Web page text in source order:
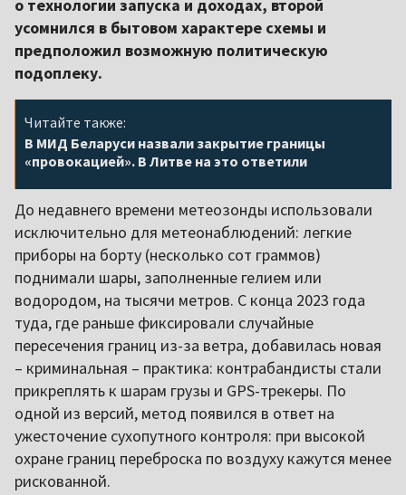
о технологии запуска и доходах, второй
усомнился в бытовом характере схемы и
предположил возможную политическую
подоплеку.
Читайте также:
В МИД Беларуси назвали закрытие границы
«провокацией». В Литве на это ответили
До недавнего времени метеозонды использовали
исключительно для метеонаблюдений: легкие
приборы на борту (несколько сот граммов)
поднимали шары, заполненные гелием или
водородом, на тысячи метров. С конца 2023 года
туда, где раньше фиксировали случайные
пересечения границ из-за ветра, добавилась новая
– криминальная – практика: контрабандисты стали
прикреплять к шарам грузы и GPS-трекеры. По
одной из версий, метод появился в ответ на
ужесточение сухопутного контроля: при высокой
охране границ переброска по воздуху кажутся менее
рискованной.